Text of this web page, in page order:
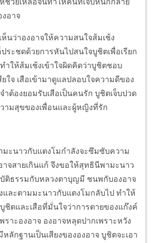
อาจ
ว่าองอาจให้ความสนใจส้มเช้ง
ระชดด้วยการหันไปสนใจบูชิตเพื่อเรียก
ำให้ส้มเช้งเข้าใจผิดคิดว่าบูชิตชอบ
ยใจ เสือเข้ามาดูแลปลอบใจความดีของ
ำต้องยอมรับเสือเป็นคนรัก บูชิตเจ็บปวด
วามสุขของเพื่อนและผู้หญิงที่รัก
นาวกับแตงโมกำลังจะซึมซับความ
าจสายเกินแก้ จึงขอให้สุทธินีพามะนาว
ติธรรมกับหลวงตาบุญมี ชนพกับองอาจ
และตามมะนาวกับแตงโมกลับไป ทำให้
ชิตและเสือที่มั่นใจว่าการตายของแก๊งค์
ราะองอาจ องอาจหลุดปากเพราะหวัง
ลักฐานเป็นเสียงขององอาจ บูชิตจะเอา